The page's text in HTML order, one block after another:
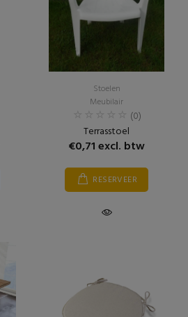
Stoelen
Meubilair
(0)
Terrasstoel
€0,71 excl. btw
RESERVEER